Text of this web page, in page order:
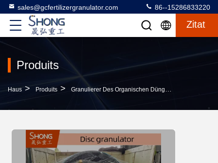
sales@gcfertilizergranulator.com 86--15286833220
Zitat
Produits
Haus > Produits > Granulierer Des Organischen Düngemittels